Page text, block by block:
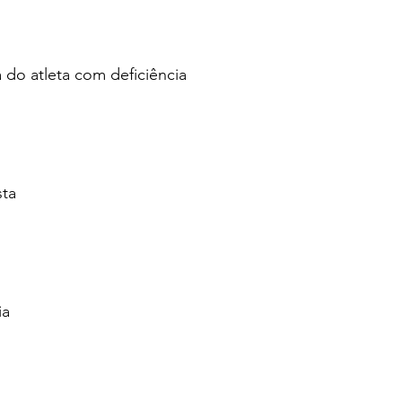
do atleta com deficiência